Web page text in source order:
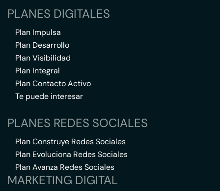
PLANES DIGITALES
Plan Impulsa
Plan Desarrollo
Plan Visibilidad
Plan Integral
Plan Contacto Activo
Te puede interesar
PLANES REDES SOCIALES
Plan Construye Redes Sociales
Plan Evoluciona Redes Sociales
Plan Avanza Redes Sociales
MARKETING DIGITAL